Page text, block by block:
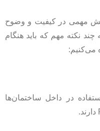
مهمی در کیفیت و وضوح
چند نکته مهم که باید هنگام
می‌کنیم:
در داخل ساختمان‌ها